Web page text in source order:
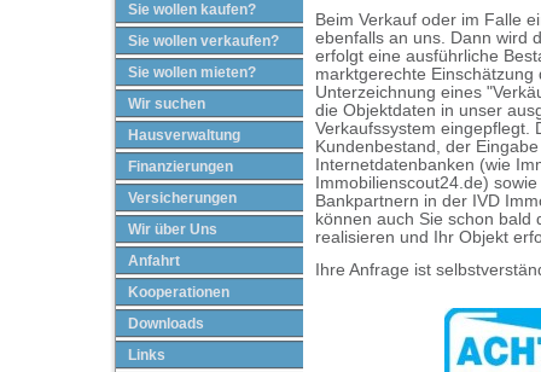
Sie wollen kaufen?
Sie wollen verkaufen?
Sie wollen mieten?
Wir suchen
Hausverwaltung
Finanzierungen
Versicherungen
Wir über Uns
Anfahrt
Kooperationen
Downloads
Links
Beim Verkauf oder im Falle
ebenfalls an uns. Dann wird
erfolgt eine ausführliche
marktgerechte
Unterzeichnung eines
die Objektdaten in unser
Verkaufssystem eingepflegt.
Kundenbestand, der
Internetdatenbanken (wie
Immobilienscout24.de)
Bankpartnern in der IVD
können auch Sie schon bald
realisieren und Ihr Objekt
Ihre Anfrage ist